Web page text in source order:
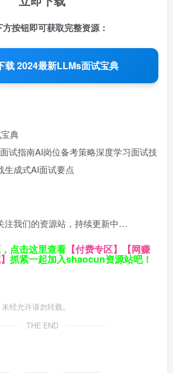
方按钮即可获取完整资源：
载 2024最新LLMs面试宝典
典
试指南AI岗位备考策略深度学习面试技
生成式AI面试要点
注我们的资源站，持续更新中…
点击这里查看 【付费专区】 【网赚
抓紧一起加入shaocun资源站吧！
经允许请勿转载。
THE END